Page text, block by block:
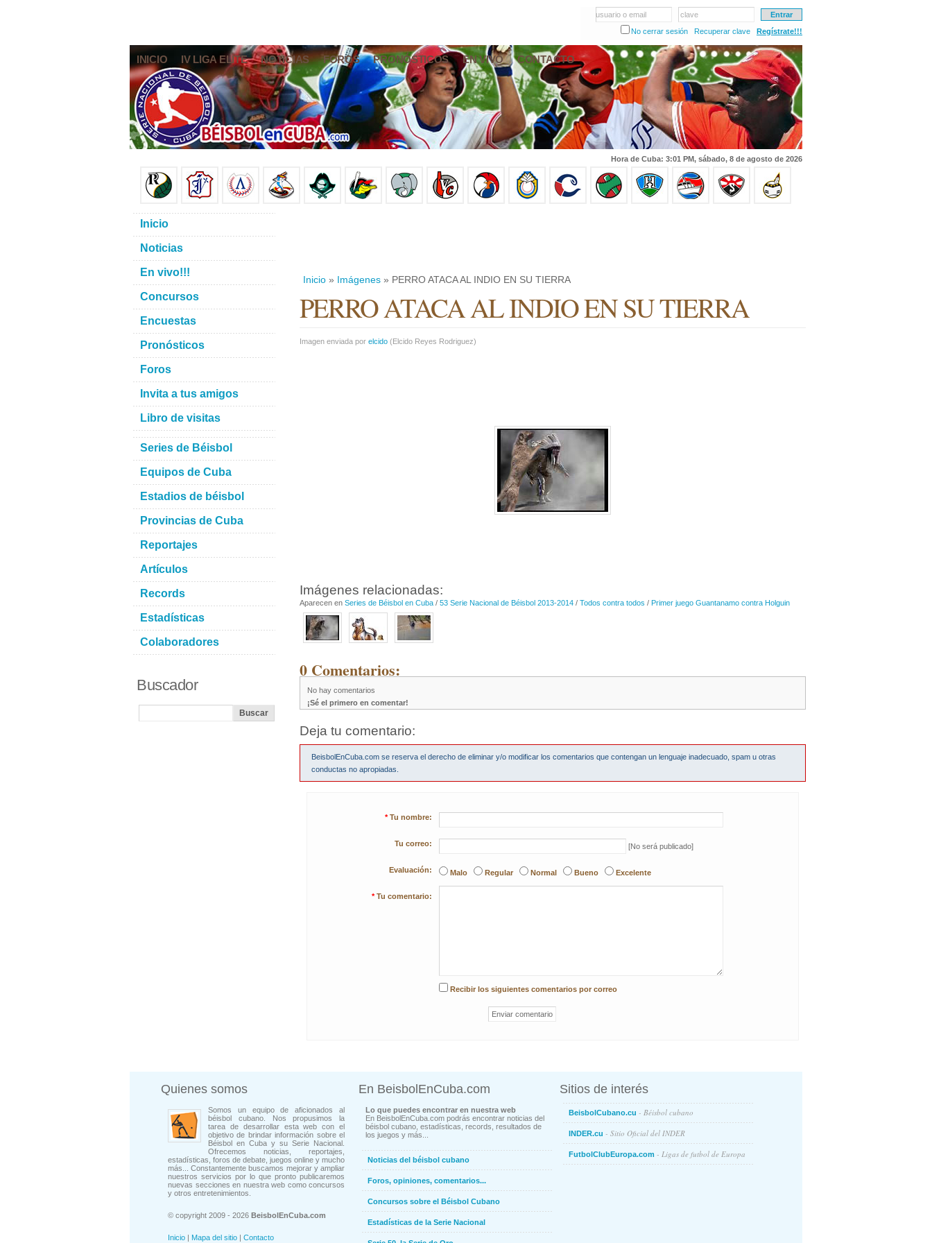
usuario o email
clave
No cerrar sesión
Recuperar clave Regístrate!!!
INICIO IV LIGA ELITE NOTICIAS FOROS PRONÓSTICOS EN VIVO CONTACTO
Hora de Cuba: 3:01 PM, sábado, 8 de agosto de 2026
Inicio » Imágenes » PERRO ATACA AL INDIO EN SU TIERRA
PERRO ATACA AL INDIO EN SU TIERRA
Imagen enviada por elcido (Elcido Reyes Rodriguez)
Imágenes relacionadas:
Aparecen en Series de Béisbol en Cuba / 53 Serie Nacional de Béisbol 2013-2014 / Todos contra todos / Primer juego Guantanamo contra Holguin
0 Comentarios:
No hay comentarios
¡Sé el primero en comentar!
Deja tu comentario:
BeisbolEnCuba.com se reserva el derecho de eliminar y/o modificar los comentarios que contengan un lenguaje inadecuado, spam u otras
conductas no apropiadas.
* Tu nombre:
Tu correo: [No será publicado]
Evaluación: Malo Regular Normal Bueno Excelente
* Tu comentario:
Recibir los siguientes comentarios por correo
Inicio
Noticias
En vivo!!!
Concursos
Encuestas
Pronósticos
Foros
Invita a tus amigos
Libro de visitas
Series de Béisbol
Equipos de Cuba
Estadios de béisbol
Provincias de Cuba
Reportajes
Artículos
Records
Estadísticas
Colaboradores
Buscador
Quienes somos
Somos un equipo de aficionados al
béisbol cubano. Nos propusimos la
tarea de desarrollar esta web con el
objetivo de brindar información sobre el
Béisbol en Cuba y su Serie Nacional.
Ofrecemos noticias, reportajes,
estadísticas, foros de debate, juegos online y mucho
más... Constantemente buscamos mejorar y ampliar
nuestros servicios por lo que pronto publicaremos
nuevas secciones en nuestra web como concursos
y otros entretenimientos.
© copyright 2009 - 2026 BeisbolEnCuba.com
Inicio | Mapa del sitio | Contacto
En BeisbolEnCuba.com
Lo que puedes encontrar en nuestra web
En BeisbolEnCuba.com podrás encontrar noticias del
béisbol cubano, estadísticas, records, resultados de
los juegos y más...
Noticias del béisbol cubano
Foros, opiniones, comentarios...
Concursos sobre el Béisbol Cubano
Estadísticas de la Serie Nacional
Sitios de interés
BeisbolCubano.cu - Béisbol cubano
INDER.cu - Sitio Oficial del INDER
FutbolClubEuropa.com - Ligas de futbol de Europa